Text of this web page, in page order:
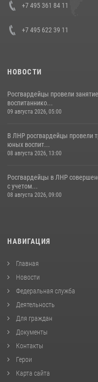
Кавказском федеральном
+7 495 361 84 11
+7 495 622 39 11
НОВОСТИ
Росгвардейцы провели
воспитаннико...
09 августа 2026, 05:00
В ЛНР росгвардейцы провели
юных воспит...
08 августа 2026, 13:00
Росгвардейцы в ЛНР
с учетом...
08 августа 2026, 09:00
НАВИГАЦИЯ
Главная
Новости
Федеральная служба
Деятельность
Для граждан
Документы
Контакты
Герои
Карта сайта